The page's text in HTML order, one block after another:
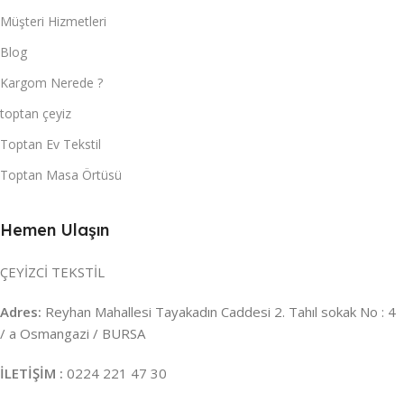
Müşteri Hizmetleri
Blog
Kargom Nerede ?
toptan çeyiz
Toptan Ev Tekstil
Toptan Masa Örtüsü
Hemen Ulaşın
ÇEYİZCİ TEKSTİL
Adres: Reyhan Mahallesi Tayakadın Caddesi 2. Tahıl sokak No : 4
/ a Osmangazi / BURSA
İLETİŞİM : 0224 221 47 30